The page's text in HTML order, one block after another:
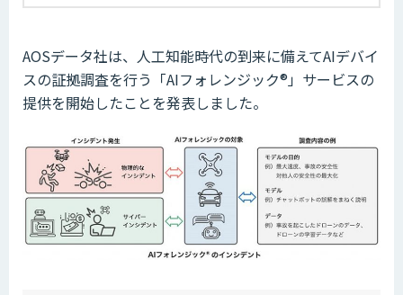
AOSデータ社は、人工知能時代の到来に備えてAIデバイ
スの証拠調査を行う「AIフォレンジック®️」サービスの
提供を開始したことを発表しました。